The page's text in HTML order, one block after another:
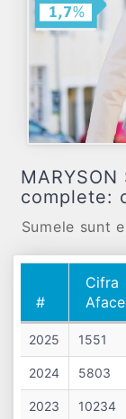
complete:
Sumele sunt
#
Cifra
#
Cifra
2025 1551
2024 5803
2023 10234